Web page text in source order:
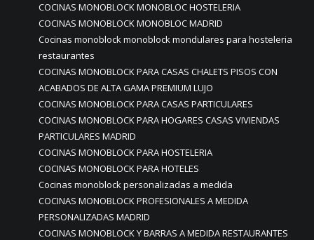
COCINAS MONOBLOCK MONOBLOC HOSTELERIA
COCINAS MONOBLOCK MONOBLOC MADRID
Cocinas monoblock monoblock mondulares para hosteleria
restaurantes
COCINAS MONOBLOCK PARA CASAS CHALETS PISOS CON
ACABADOS DE ALTA GAMA PREMIUM LUJO
COCINAS MONOBLOCK PARA CASAS PARTICULARES
COCINAS MONOBLOCK PARA HOGARES CASAS VIVIENDAS
PARTICULARES MADRID
COCINAS MONOBLOCK PARA HOSTELERIA
COCINAS MONOBLOCK PARA HOTELES
Cocinas monoblock personalizadas a medida
COCINAS MONOBLOCK PROFESIONALES A MEDIDA
PERSONALIZADAS MADRID
COCINAS MONOBLOCK Y BARRAS A MEDIDA RESTAURANTES